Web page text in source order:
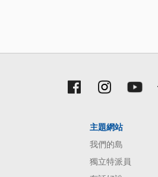
主題網站
我們的島
獨立特派員